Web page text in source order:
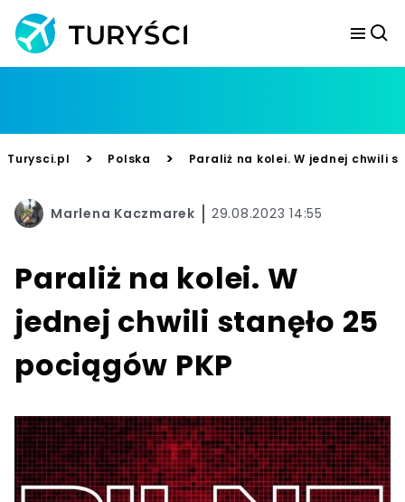
Turysci.pl > Polska > Paraliż na kolei. W jednej chwili
Marlena Kaczmarek 29.08.2023 14:55
Paraliż na kolei. W
jednej chwili stanęło 25
pociągów PKP